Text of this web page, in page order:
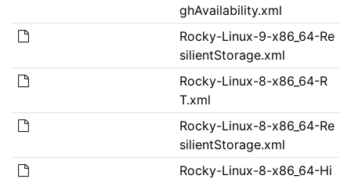
ghAvailability.xml
Rocky-Linux-9-x86_64-Re
silientStorage.xml
Rocky-Linux-8-x86_64-R
T.xml
Rocky-Linux-8-x86_64-Re
silientStorage.xml
Rocky-Linux-8-x86_64-Hi